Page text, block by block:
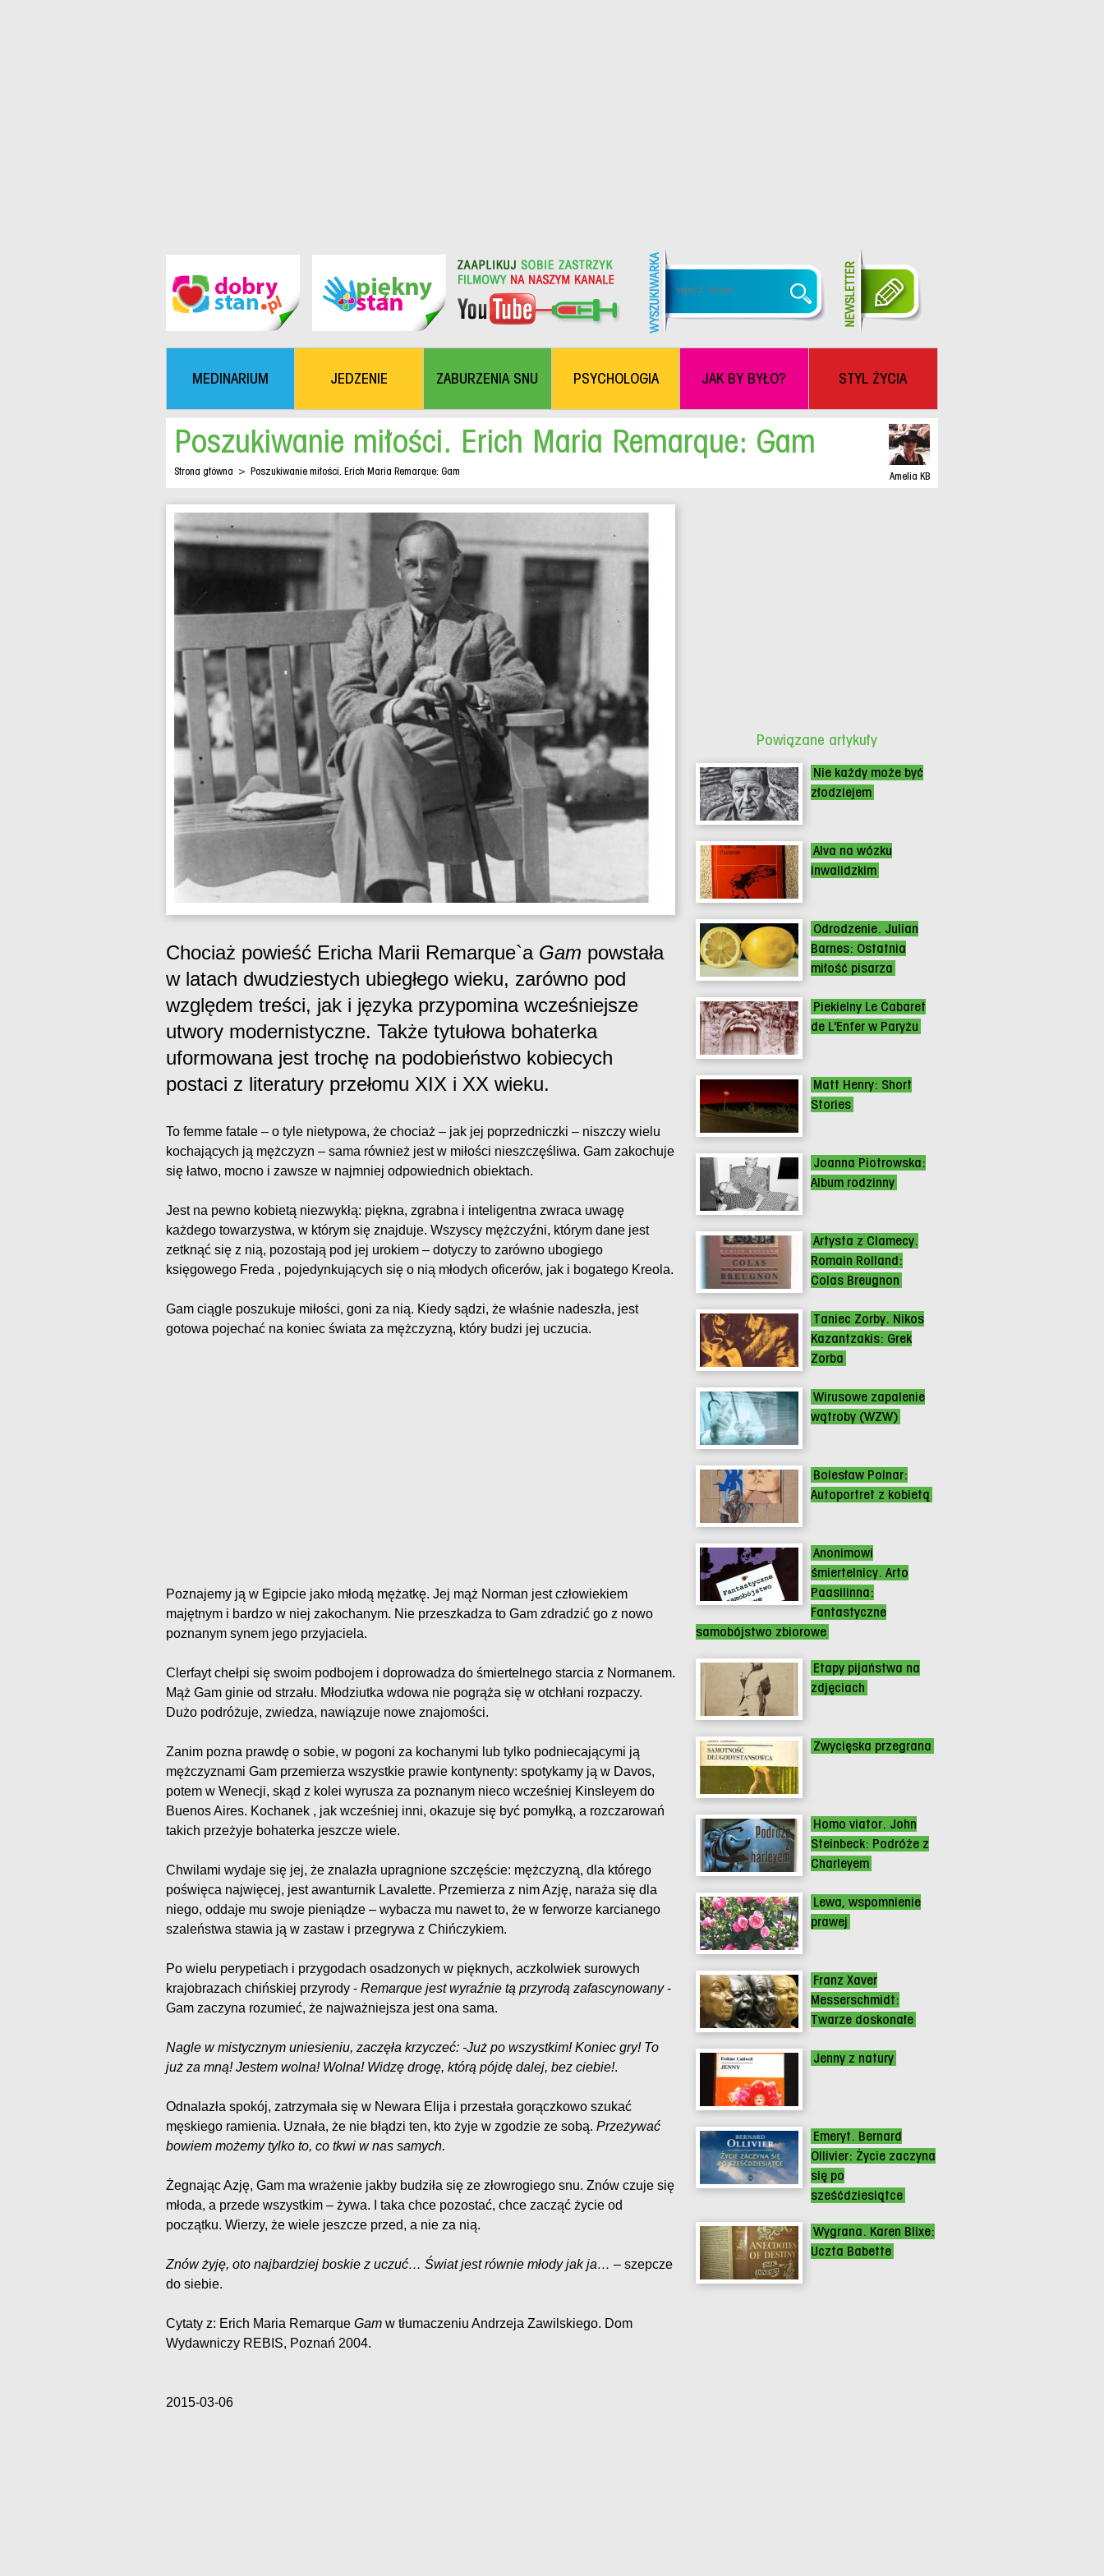
MEDINARIUM JEDZENIE ZABURZENIA SNU PSYCHOLOGIA JAK BY BYŁO? STYL ŻYCIA
Amelia KB
Poszukiwanie miłości. Erich Maria Remarque: Gam
Strona główna > Poszukiwanie miłości. Erich Maria Remarque: Gam
Chociaż powieść Ericha Marii Remarque`a Gam powstała
w latach dwudziestych ubiegłego wieku, zarówno pod
względem treści, jak i języka przypomina wcześniejsze
utwory modernistyczne. Także tytułowa bohaterka
uformowana jest trochę na podobieństwo kobiecych
postaci z literatury przełomu XIX i XX wieku.
To femme fatale – o tyle nietypowa, że chociaż – jak jej poprzedniczki – niszczy wielu
kochających ją mężczyzn – sama również jest w miłości nieszczęśliwa. Gam zakochuje
się łatwo, mocno i zawsze w najmniej odpowiednich obiektach.
Jest na pewno kobietą niezwykłą: piękna, zgrabna i inteligentna zwraca uwagę
każdego towarzystwa, w którym się znajduje. Wszyscy mężczyźni, którym dane jest
zetknąć się z nią, pozostają pod jej urokiem – dotyczy to zarówno ubogiego
księgowego Freda , pojedynkujących się o nią młodych oficerów, jak i bogatego Kreola.
Gam ciągle poszukuje miłości, goni za nią. Kiedy sądzi, że właśnie nadeszła, jest
gotowa pojechać na koniec świata za mężczyzną, który budzi jej uczucia.
Poznajemy ją w Egipcie jako młodą mężatkę. Jej mąż Norman jest człowiekiem
majętnym i bardzo w niej zakochanym. Nie przeszkadza to Gam zdradzić go z nowo
poznanym synem jego przyjaciela.
Clerfayt chełpi się swoim podbojem i doprowadza do śmiertelnego starcia z Normanem.
Mąż Gam ginie od strzału. Młodziutka wdowa nie pogrąża się w otchłani rozpaczy.
Dużo podróżuje, zwiedza, nawiązuje nowe znajomości.
Zanim pozna prawdę o sobie, w pogoni za kochanymi lub tylko podniecającymi ją
mężczyznami Gam przemierza wszystkie prawie kontynenty: spotykamy ją w Davos,
potem w Wenecji, skąd z kolei wyrusza za poznanym nieco wcześniej Kinsleyem do
Buenos Aires. Kochanek , jak wcześniej inni, okazuje się być pomyłką, a rozczarowań
takich przeżyje bohaterka jeszcze wiele.
Chwilami wydaje się jej, że znalazła upragnione szczęście: mężczyzną, dla którego
poświęca najwięcej, jest awanturnik Lavalette. Przemierza z nim Azję, naraża się dla
niego, oddaje mu swoje pieniądze – wybacza mu nawet to, że w ferworze karcianego
szaleństwa stawia ją w zastaw i przegrywa z Chińczykiem.
Po wielu perypetiach i przygodach osadzonych w pięknych, aczkolwiek surowych
krajobrazach chińskiej przyrody - Remarque jest wyraźnie tą przyrodą zafascynowany-
Gam zaczyna rozumieć, że najważniejsza jest ona sama.
Nagle w mistycznym uniesieniu, zaczęła krzyczeć: -Już po wszystkim! Koniec gry! To
już za mną! Jestem wolna! Wolna! Widzę drogę, którą pójdę dalej, bez ciebie!.
Odnalazła spokój, zatrzymała się w Newara Elija i przestała gorączkowo szukać
męskiego ramienia. Uznała, że nie błądzi ten, kto żyje w zgodzie ze sobą. Przeżywać
bowiem możemy tylko to, co tkwi w nas samych.
Żegnając Azję, Gam ma wrażenie jakby budziła się ze złowrogiego snu. Znów czuje się
młoda, a przede wszystkim – żywa. I taka chce pozostać, chce zacząć życie od
początku. Wierzy, że wiele jeszcze przed, a nie za nią.
Znów żyję, oto najbardziej boskie z uczuć… Świat jest równie młody jak ja… – szepcze
do siebie.
Cytaty z: Erich Maria Remarque Gam w tłumaczeniu Andrzeja Zawilskiego. Dom
Wydawniczy REBIS, Poznań 2004.
2015-03-06
Powiązane artykuły
Nie każdy może być
złodziejem
Alva na wózku
inwalidzkim
Odrodzenie. Julian
Barnes: Ostatnia
miłość pisarza
Piekielny Le Cabaret
de L'Enfer w Paryżu
Matt Henry: Short
Stories
Joanna Piotrowska:
Album rodzinny
Artysta z Clamecy.
Romain Rolland:
Colas Breugnon
Taniec Zorby. Nikos
Kazantzakis: Grek
Zorba
Wirusowe zapalenie
wątroby (WZW)
Bolesław Polnar:
Autoportret z kobietą
Anonimowi
śmiertelnicy. Arto
Paasilinna:
Fantastyczne
samobójstwo zbiorowe
Etapy pijaństwa na
zdjęciach
Zwycięska przegrana
Homo viator. John
Steinbeck: Podróże z
Charleyem
Lewa, wspomnienie
prawej
Franz Xaver
Messerschmidt:
Twarze doskonałe
Jenny z natury
Emeryt. Bernard
Ollivier: Życie zaczyna
się po
sześćdziesiątce
Wygrana. Karen Blixe:
Uczta Babette